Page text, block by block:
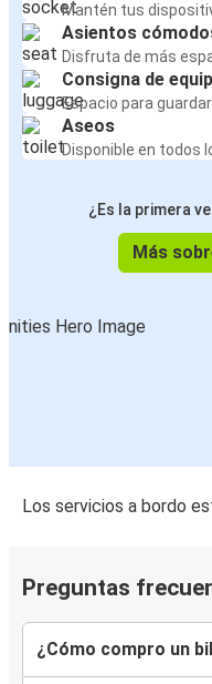
Mantén tus
Asientos
Disfruta de más
Consigna de
Espacio para
Aseos
Disponible en todos
¿Es la primera
Más
Los servicios a bordo
Preguntas
¿Cómo compro un